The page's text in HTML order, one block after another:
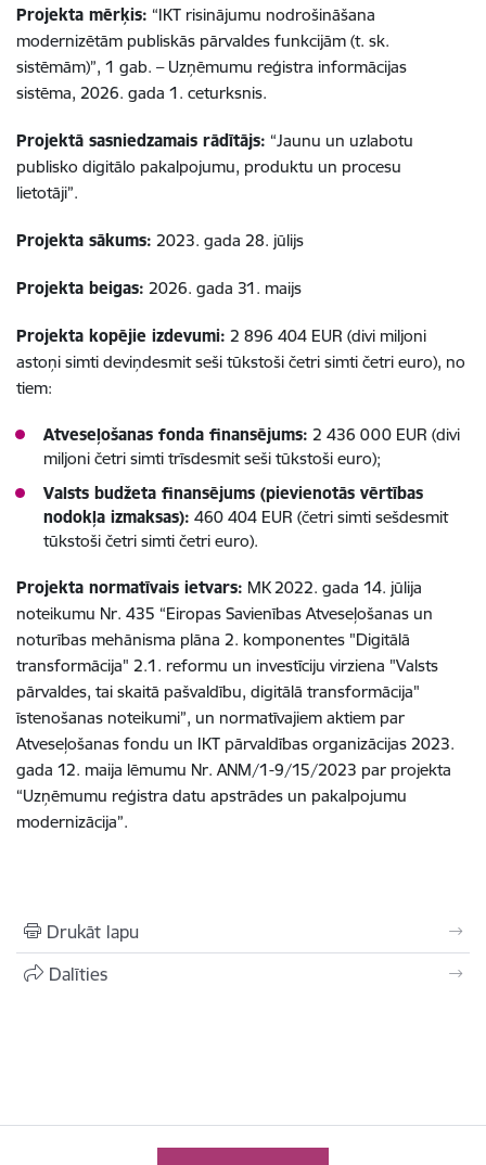
Projekta mērķis: “IKT risinājumu nodrošināšana
modernizētām publiskās pārvaldes funkcijām (t. sk.
sistēmām)”, 1 gab. – Uzņēmumu reģistra informācijas
sistēma, 2026. gada 1. ceturksnis.
Projektā sasniedzamais rādītājs: “Jaunu un uzlabotu
publisko digitālo pakalpojumu, produktu un procesu
lietotāji”.
Projekta sākums: 2023. gada 28. jūlijs
Projekta beigas: 2026. gada 31. maijs
Projekta kopējie izdevumi: 2 896 404 EUR (divi miljoni
astoņi simti deviņdesmit seši tūkstoši četri simti četri euro), no
tiem:
Atveseļošanas fonda finansējums: 2 436 000 EUR (divi
miljoni četri simti trīsdesmit seši tūkstoši euro);
Valsts budžeta finansējums (pievienotās vērtības
nodokļa izmaksas): 460 404 EUR (četri simti sešdesmit
tūkstoši četri simti četri euro).
Projekta normatīvais ietvars: MK 2022. gada 14. jūlija
noteikumu Nr. 435 “Eiropas Savienības Atveseļošanas un
noturības mehānisma plāna 2. komponentes "Digitālā
transformācija" 2.1. reformu un investīciju virziena "Valsts
pārvaldes, tai skaitā pašvaldību, digitālā transformācija"
īstenošanas noteikumi”, un normatīvajiem aktiem par
Atveseļošanas fondu un IKT pārvaldības organizācijas 2023.
gada 12. maija lēmumu Nr. ANM/1-9/15/2023 par projekta
“Uzņēmumu reģistra datu apstrādes un pakalpojumu
modernizācija”.
Drukāt lapu
Dalīties